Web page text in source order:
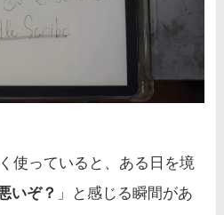
使っていると、ある日を境
いぞ？ 」と感じる瞬間があ